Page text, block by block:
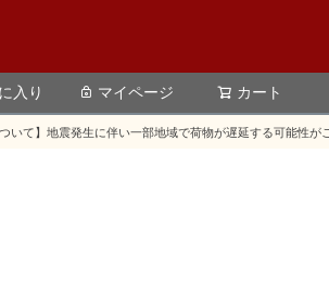
入り マイページ カート
いて】地震発生に伴い一部地域で荷物が遅延する可能性